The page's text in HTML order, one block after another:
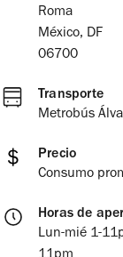
Roma
México, DF
06700
Transporte
Metrobús
Precio
Consumo
Horas de
Lun-mié 1-